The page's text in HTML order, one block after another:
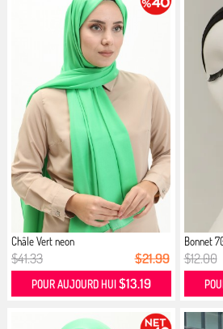
Châle Vert neon
$41.33 $21.99
POUR AUJOURD HUI $13.19
Bonnet
$12.00